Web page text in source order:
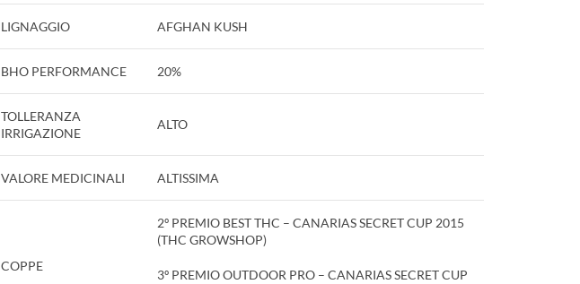
LIGNAGGIO AFGHAN KUSH
BHO PERFORMANCE 20%
TOLLERANZA
IRRIGAZIONE
ALTO
VALORE MEDICINALI ALTISSIMA
COPPE
2º PREMIO BEST THC – CANARIAS SECRET CUP 2015
(THC GROWSHOP)
3º PREMIO OUTDOOR PRO – CANARIAS SECRET CUP